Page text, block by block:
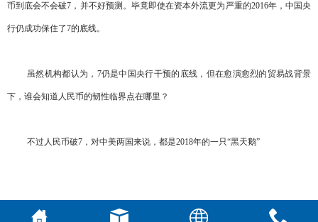
币到底会不会破7，并不好预测。毕竟即使在资本外流更为严重的2016年，中国央
行仍成功保住了7的底线。
虽然机构都认为，7仍是中国央行干预的底线，但在愈演愈烈的贸易战背景
下，谁会知道人民币的韧性临界点在哪里？
不过人民币破7，对中美两国来说，都是2018年的一只“黑天鹅”